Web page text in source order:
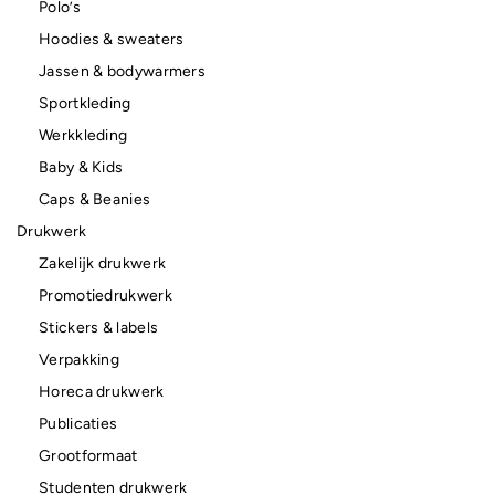
Polo’s
Hoodies & sweaters
Jassen & bodywarmers
Sportkleding
Werkkleding
Baby & Kids
Caps & Beanies
Drukwerk
Zakelijk drukwerk
Promotiedrukwerk
Stickers & labels
Verpakking
Horeca drukwerk
Publicaties
Grootformaat
Studenten drukwerk